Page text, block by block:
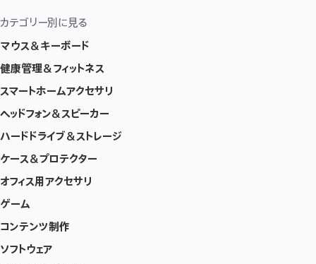
カテゴリー別に見る
マウス＆キーボード
健康管理＆フィットネス
スマートホームアクセサリ
ヘッドフォン＆スピーカー
ハードドライブ＆ストレージ
ケース＆プロテクター
オフィス用アクセサリ
ゲーム
コンテンツ制作
ソフトウェア